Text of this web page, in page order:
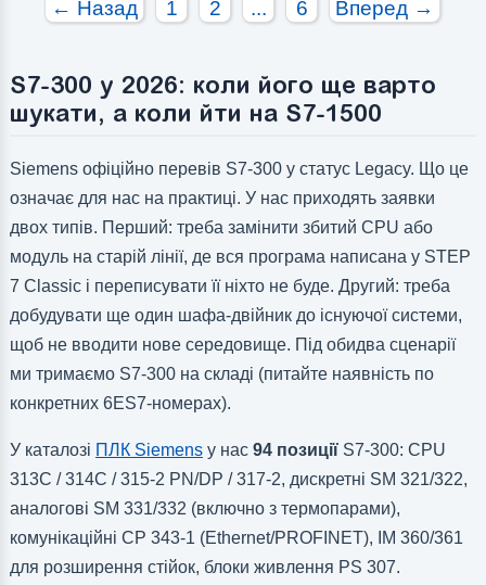
Число дискретних виходів:
Число високочастотних виходів:
Число дискретних виходів:
Число високочастотних виходів:
← Назад 1 2 ... 6 Вперед →
S7-300 у 2026: коли його ще варто
шукати, а коли йти на S7-1500
Siemens офіційно перевів S7-300 у статус Legacy. Що це
означає для нас на практиці. У нас приходять заявки
двох типів. Перший: треба замінити збитий CPU або
модуль на старій лінії, де вся програма написана у STEP
7 Classic і переписувати її ніхто не буде. Другий: треба
добудувати ще один шафа-двійник до існуючої системи,
щоб не вводити нове середовище. Під обидва сценарії
ми тримаємо S7-300 на складі (питайте наявність по
конкретних 6ES7-номерах).
У каталозі ПЛК Siemensу нас 94 позиціїS7-300: CPU
313C / 314C / 315-2 PN/DP / 317-2, дискретні SM 321/322,
аналогові SM 331/332 (включно з термопарами),
комунікаційні CP 343-1 (Ethernet/PROFINET), IM 360/361
для розширення стійок, блоки живлення PS 307.